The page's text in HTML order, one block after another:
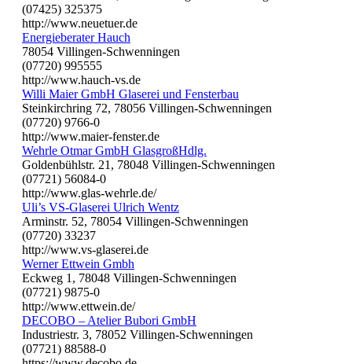
(07425) 325375
http://www.neuetuer.de
Energieberater Hauch
78054 Villingen-Schwenningen
(07720) 995555
http://www.hauch-vs.de
Willi Maier GmbH Glaserei und Fensterbau
Steinkirchring 72, 78056 Villingen-Schwenningen
(07720) 9766-0
http://www.maier-fenster.de
Wehrle Otmar GmbH GlasgroßHdlg.
Goldenbühlstr. 21, 78048 Villingen-Schwenningen
(07721) 56084-0
http://www.glas-wehrle.de/
Uli’s VS-Glaserei Ulrich Wentz
Arminstr. 52, 78054 Villingen-Schwenningen
(07720) 33237
http://www.vs-glaserei.de
Werner Ettwein Gmbh
Eckweg 1, 78048 Villingen-Schwenningen
(07721) 9875-0
http://www.ettwein.de/
DECOBO – Atelier Bubori GmbH
Industriestr. 3, 78052 Villingen-Schwenningen
(07721) 88588-0